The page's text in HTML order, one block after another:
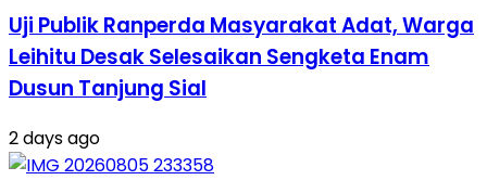
Uji Publik Ranperda Masyarakat Adat, Warga
Leihitu Desak Selesaikan Sengketa Enam
Dusun Tanjung Sial
2 days ago